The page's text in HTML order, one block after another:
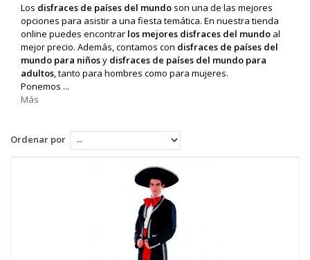
PELUCAS, GORROS, CARETAS
PARTY, BROMAS
TEMÁTICOS
Los disfraces de países del mundo son una de las mejores
opciones para asistir a una fiesta temática. En nuestra tienda
online puedes encontrar los mejores disfraces del mundo al
mejor precio. Además, contamos con disfraces de países del
mundo para niñosy disfraces de países del mundo para
adultos, tanto para hombres como para mujeres.
Ponemos ...
Más
Ordenar por